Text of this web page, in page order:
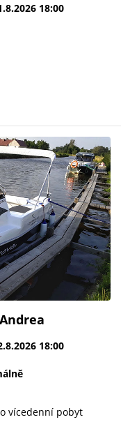
18:00
18:00
vícedenní pobyt